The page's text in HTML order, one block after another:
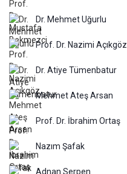
Dr. Mehmet Uğurlu
Prof. Dr. Nazimi Açıkgöz
Dr. Atiye Tümenbatur
Mehmet Ateş Arsan
Prof. Dr. İbrahim Ortaş
Nazım Şafak
Adnan Serpen